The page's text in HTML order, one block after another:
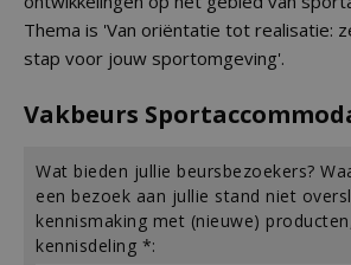
Thema is 'Van oriëntatie tot realisatie:
stap voor jouw sportomgeving'.
Vakbeurs
Wat bieden jullie beursbezoekers?
een bezoek aan jullie stand niet
kennismaking met (nieuwe)
kennisdeling *: